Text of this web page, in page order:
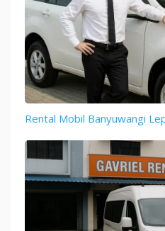
Rental Mobil Banyuwangi